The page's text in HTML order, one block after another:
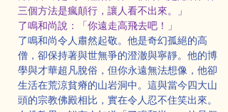
三個方法是瘋顛行，讓人看不出來。」
了鳴和尚說：「你遠走高飛去吧！」
了鳴和尚令人肅然起敬。他是奇幻孤絕的高
僧，卻保持著與世無爭的澄澈與寧靜。他的博
學與才華超凡脫俗，但你永遠無法想像，他卻
生活在荒涼貧瘠的山岩洞中。這與當今四大山
頭的宗教佛殿相比，實在令人忍不住笑出來。